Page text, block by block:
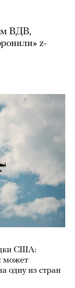
ВДВ,
z-
США:
может
одну из стран